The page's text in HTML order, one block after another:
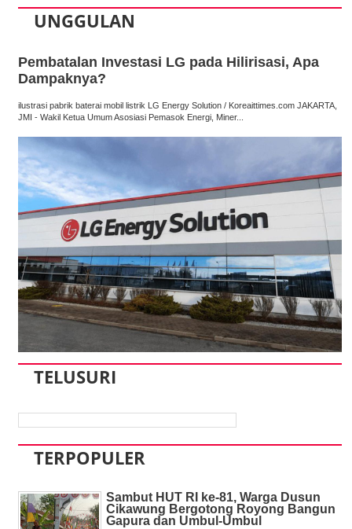
UNGGULAN
Pembatalan Investasi LG pada Hilirisasi, Apa
Dampaknya?
ilustrasi pabrik baterai mobil listrik LG Energy Solution / Koreaittimes.com JAKARTA,
JMI - Wakil Ketua Umum Asosiasi Pemasok Energi, Miner...
TELUSURI
TERPOPULER
Sambut HUT RI ke-81, Warga Dusun
Cikawung Bergotong Royong Bangun
Gapura dan Umbul-Umbul